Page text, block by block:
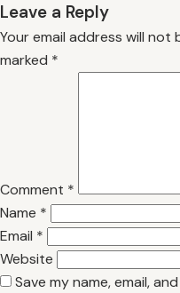
Leave a Reply
Your email address will not
marked *
Comment *
Name *
Email *
Website
Save my name, email,